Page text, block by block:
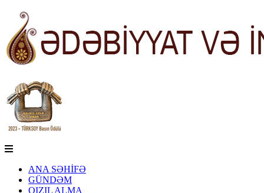
ANA SƏHİFƏ
GÜNDƏM
QIZIL ALMA